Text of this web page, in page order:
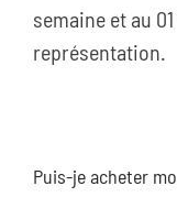
semaine et au
représentation.
Puis-je acheter